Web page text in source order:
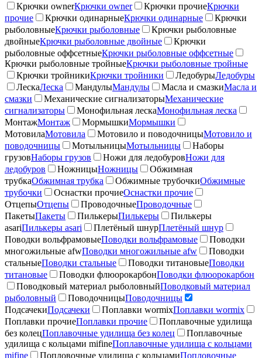
Крючки ownerКрючки owner Крючки прочиеКрючки
прочие
Крючки одинарныеКрючки одинарные
Крючки
рыболовныеКрючки рыболовные
Крючки рыболовные
двойныеКрючки рыболовные двойные
Крючки
рыболовные оффсетныеКрючки рыболовные оффсетные
Крючки рыболовные тройныеКрючки рыболовные тройные
Крючки тройникиКрючки тройники ЛедобурыЛедобуры
ЛескаЛеска МандулыМандулы Масла и смазкиМасла и
смазки
Механические сигнализаторыМеханические
сигнализаторы
Монофильная лескаМонофильная леска
МонтажМонтаж МормышкиМормышки
МотовилаМотовила Мотовило и поводочницыМотовило и
поводочницы
МотыльницыМотыльницы
Наборы
грузовНаборы грузов Ножи для ледобуровНожи для
ледобуров
НожницыНожницы
Обжимная
трубкаОбжимная трубка Обжимные трубочкиОбжимные
трубочки
Оснастки прочиеОснастки прочие
ОтцепыОтцепы ПроводочныеПроводочные
ПакетыПакеты ПилькерыПилькеры
Пилькеры
asariПилькеры asari Плетёный шнурПлетёный шнур
Поводки вольфрамовыеПоводки вольфрамовые
Поводки
многожильные afwПоводки многожильные afw
Поводки
стальныеПоводки стальные Поводки титановыеПоводки
титановые
Поводки флюорокарбонПоводки флюорокарбон
Поводковый материал рыболовныйПоводковый материал
рыболовный
ПоводочницыПоводочницы
ПодсачекиПодсачеки Поплавки wormixПоплавки wormix
Поплавки прочиеПоплавки прочие
Поплавочные удилища
без колецПоплавочные удилища без колец
Поплавочные
удилища с кольцами mifineПоплавочные удилища с кольцами
mifine
Попловочные удилища с кольцамиПопловочные